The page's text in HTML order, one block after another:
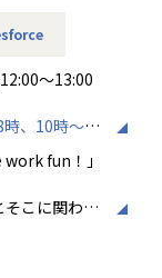
ト重視でゆる
ぞれの目標を
と考えていま
りを大切にし
～13:00
、10時～19
10時間）
work fun！」
こに関わる
命としてい